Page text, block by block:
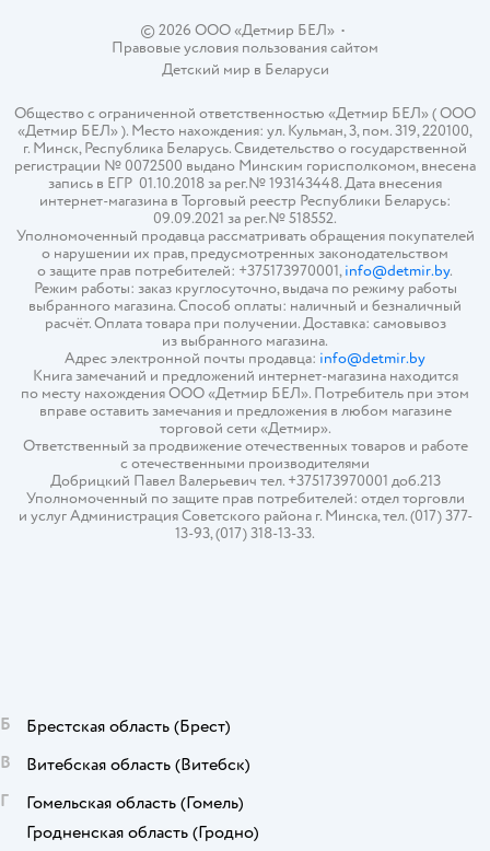
© 2026 ООО «Детмир БЕЛ»•
Правовые условия пользования сайтом
Детский мир в Беларуси
Общество с ограниченной ответственностью «Детмир БЕЛ» ( ООО
«Детмир БЕЛ» ). Место нахождения: ул. Кульман, 3, пом. 319, 220100,
г. Минск, Республика Беларусь. Свидетельство о государственной
регистрации № 0072500 выдано Минским горисполкомом, внесена
запись в ЕГР 01.10.2018 за рег.№ 193143448. Дата внесения
интернет-магазина в Торговый реестр Республики Беларусь:
09.09.2021 за рег.№ 518552.
Уполномоченный продавца рассматривать обращения покупателей
о нарушении их прав, предусмотренных законодательством
о защите прав потребителей: +375173970001,info@detmir.by.
Режим работы: заказ круглосуточно, выдача по режиму работы
выбранного магазина. Способ оплаты: наличный и безналичный
расчёт. Оплата товара при получении. Доставка: самовывоз
из выбранного магазина.
Адрес электронной почты продавца: info@detmir.by
Книга замечаний и предложений интернет-магазина находится
по месту нахождения ООО «Детмир БЕЛ». Потребитель при этом
вправе оставить замечания и предложения в любом магазине
торговой сети «Детмир».
Ответственный за продвижение отечественных товаров и работе
с отечественными производителями
Добрицкий Павел Валерьевич тел. +375173970001 доб.213
Уполномоченный по защите прав потребителей: отдел торговли
и услуг Администрация Советского района г. Минска, тел. (017) 377-
13-93, (017) 318-13-33.
Б Брестская область (Брест)
В
Витебская область (Витебск)
Г
Гомельская область (Гомель)
Гродненская область (Гродно)